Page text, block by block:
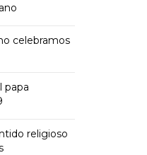
celebramos
papa
religioso